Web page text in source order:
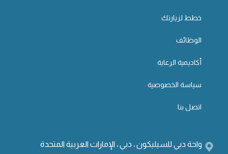
خطط لزيارتك
الوظائف
أكاديمية الرعاية
سياسة الخصوصية
اتصل بنا
واحة دبي للسيليكون ، دبي ، الإمارات العربية المتحدة